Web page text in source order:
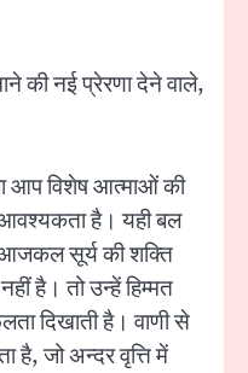
की नई प्रेरणा देने वाले,
आप विशेष आत्माओं की
आवश्यकता है। यही बल
सूर्य की शक्ति
है। तो उन्हें हिम्मत
दिखाती है। वाणी से
जो अन्दर वृत्ति में